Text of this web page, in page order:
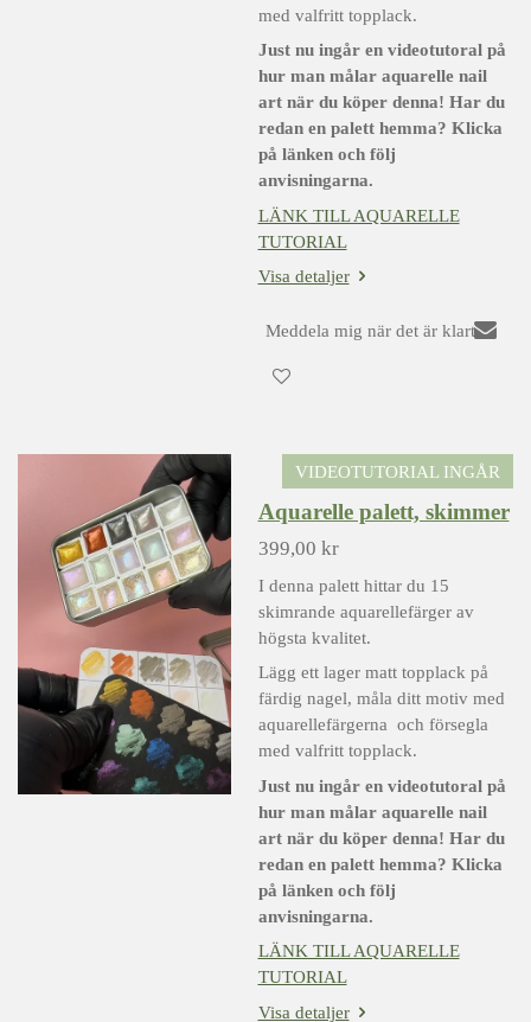
med valfritt topplack.
Just nu ingår en videotutoral på
hur man målar aquarelle nail
art när du köper denna! Har du
redan en palett hemma? Klicka
på länken och följ
anvisningarna.
LÄNK TILL AQUARELLE
TUTORIAL
Visa detaljer
Meddela mig när det är klart
VIDEOTUTORIAL INGÅR
Aquarelle palett, skimmer
399,00 kr
I denna palett hittar du 15
skimrande aquarellefärger av
högsta kvalitet.
Lägg ett lager matt topplack på
färdig nagel, måla ditt motiv med
aquarellefärgerna och försegla
med valfritt topplack.
Just nu ingår en videotutoral på
hur man målar aquarelle nail
art när du köper denna! Har du
redan en palett hemma? Klicka
på länken och följ
anvisningarna.
LÄNK TILL AQUARELLE
TUTORIAL
Visa detaljer